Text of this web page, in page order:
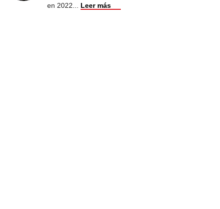
en 2022
Leer más